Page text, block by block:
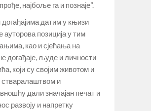
најбоље га и познаје“.
датим у књизи
ауторова позиција у тим
као и сјећања на
догађаје, људе и личности
који су својим животом и
стваралаштвом и
дали значајан печат и
развоју и напретку